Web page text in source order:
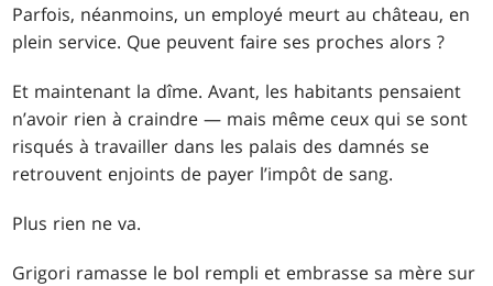
Parfois, néanmoins, un employé meurt au château, en
plein service. Que peuvent faire ses proches alors ?
Et maintenant la dîme. Avant, les habitants pensaient
n’avoir rien à craindre — mais même ceux qui se sont
risqués à travailler dans les palais des damnés se
retrouvent enjoints de payer l’impôt de sang.
Plus rien ne va.
Grigori ramasse le bol rempli et embrasse sa mère sur